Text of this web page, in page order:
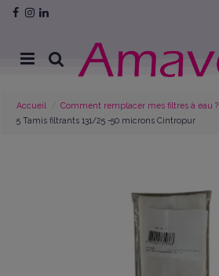
Accueil Comment remplacer mes filtres à eau ?
5 Tamis filtrants 131/25 -50 microns Cintropur